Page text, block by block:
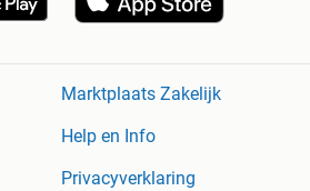
Marktplaats Zakelijk
Help en Info
Privacyverklaring